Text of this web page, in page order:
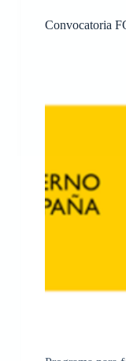
Convocatoria